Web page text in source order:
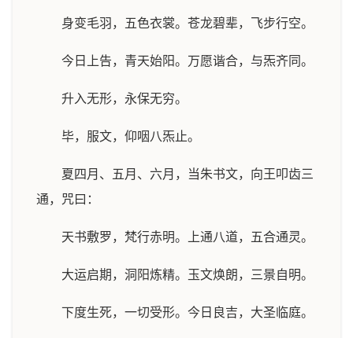
身变毛羽，五色衣裳。苍龙碧辈，飞步行空。
今日上告，青天始阳。万愿谐合，与炁齐同。
升入无形，永保无穷。
毕，服文，仰咽八炁止。
夏四月、五月、六月，当朱书文，向王叩齿三
通，咒曰：
天书敷罗，梵行赤明。上通八道，五合通灵。
大运启期，洞阳炼精。玉文焕朗，三景自明。
下度生死，一切受形。今日良吉，大圣临庭。